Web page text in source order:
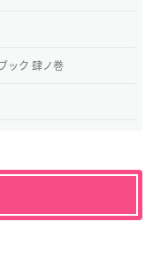
ック 肆ノ巻